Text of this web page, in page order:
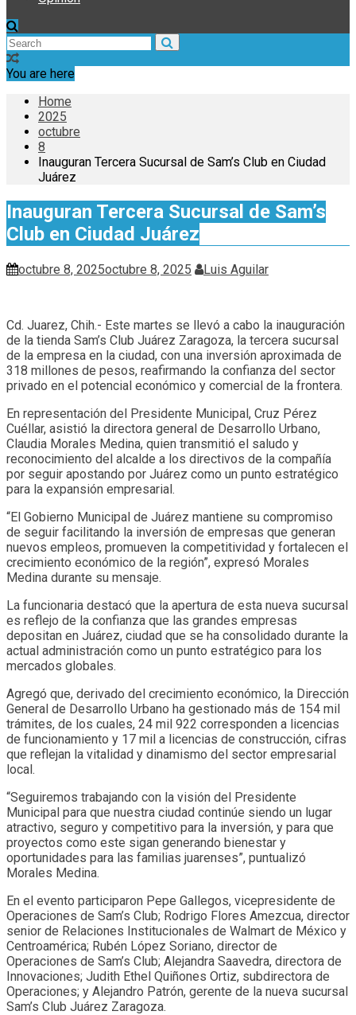
You are here
Home
2025
octubre
8
Inauguran Tercera Sucursal de Sam’s Club en Ciudad
Juárez
Inauguran Tercera Sucursal de Sam’s
Club en Ciudad Juárez
octubre 8, 2025octubre 8, 2025 Luis Aguilar
Cd. Juarez, Chih.- Este martes se llevó a cabo la inauguración
de la tienda Sam’s Club Juárez Zaragoza, la tercera sucursal
de la empresa en la ciudad, con una inversión aproximada de
318 millones de pesos, reafirmando la confianza del sector
privado en el potencial económico y comercial de la frontera.
En representación del Presidente Municipal, Cruz Pérez
Cuéllar, asistió la directora general de Desarrollo Urbano,
Claudia Morales Medina, quien transmitió el saludo y
reconocimiento del alcalde a los directivos de la compañía
por seguir apostando por Juárez como un punto estratégico
para la expansión empresarial.
“El Gobierno Municipal de Juárez mantiene su compromiso
de seguir facilitando la inversión de empresas que generan
nuevos empleos, promueven la competitividad y fortalecen el
crecimiento económico de la región”, expresó Morales
Medina durante su mensaje.
La funcionaria destacó que la apertura de esta nueva sucursal
es reflejo de la confianza que las grandes empresas
depositan en Juárez, ciudad que se ha consolidado durante la
actual administración como un punto estratégico para los
mercados globales.
Agregó que, derivado del crecimiento económico, la Dirección
General de Desarrollo Urbano ha gestionado más de 154 mil
trámites, de los cuales, 24 mil 922 corresponden a licencias
de funcionamiento y 17 mil a licencias de construcción, cifras
que reflejan la vitalidad y dinamismo del sector empresarial
local.
“Seguiremos trabajando con la visión del Presidente
Municipal para que nuestra ciudad continúe siendo un lugar
atractivo, seguro y competitivo para la inversión, y para que
proyectos como este sigan generando bienestar y
oportunidades para las familias juarenses”, puntualizó
Morales Medina.
En el evento participaron Pepe Gallegos, vicepresidente de
Operaciones de Sam’s Club; Rodrigo Flores Amezcua, director
senior de Relaciones Institucionales de Walmart de México y
Centroamérica; Rubén López Soriano, director de
Operaciones de Sam’s Club; Alejandra Saavedra, directora de
Innovaciones; Judith Ethel Quiñones Ortiz, subdirectora de
Operaciones; y Alejandro Patrón, gerente de la nueva sucursal
Sam’s Club Juárez Zaragoza.